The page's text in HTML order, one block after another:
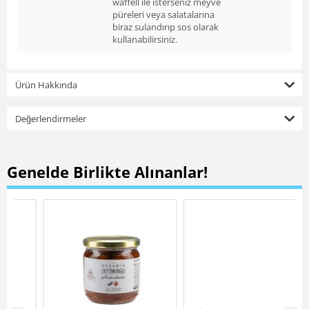
püreleri veya salatalarına
biraz sulandırıp sos olarak
kullanabilirsiniz.
Ürün Hakkında
Değerlendirmeler
Genelde Birlikte Alınanlar!